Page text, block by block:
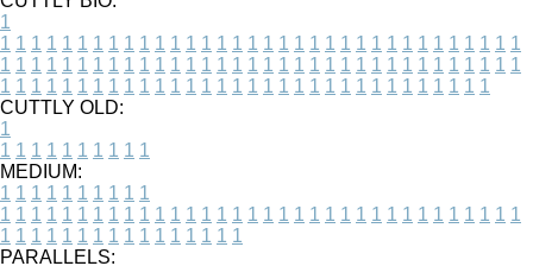
1
1 1 1 1 1 1 1 1 1 1 1 1 1 1 1 1 1 1 1 1 1 1 1 1 1 1 1 1 1 1 1 1 1 1
1 1 1 1 1 1 1 1 1 1 1 1 1 1 1 1 1 1 1 1 1 1 1 1 1 1 1 1 1 1 1 1 1 1
1 1 1 1 1 1 1 1 1 1 1 1 1 1 1 1 1 1 1 1 1 1 1 1 1 1 1 1 1 1 1 1
CUTTLY OLD:
1
1 1 1 1 1 1 1 1 1 1
MEDIUM:
1 1 1 1 1 1 1 1 1 1
1 1 1 1 1 1 1 1 1 1 1 1 1 1 1 1 1 1 1 1 1 1 1 1 1 1 1 1 1 1 1 1 1 1
1 1 1 1 1 1 1 1 1 1 1 1 1 1 1 1
PARALLELS: